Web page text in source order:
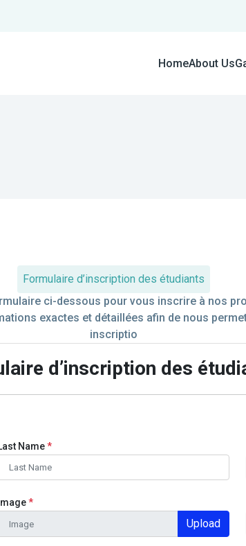
HomeAbout Us
Formulaire d’inscription des étudiants
ci-dessous pour vous inscrire à nos
exactes et détaillées afin de nous
inscriptio
d’inscription des
Name*
Image*
Upload